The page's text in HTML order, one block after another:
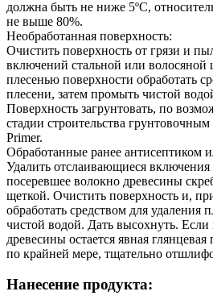
должна быть не ниже 5ºС,
не выше 80%.
Необработанная поверхность:
Очистить поверхность от грязи и
включений стальной или
плесенью поверхности обработать
плесени, затем промыть чистой
Поверхность загрунтовать, по
стадии строительства
Primer.
Обработанные ранее антисептиком
Удалить отслаивающиеся
посеревшее волокно древесины
щеткой. Очистить поверхность и,
обработать средством для удаления
чистой водой. Дать высохнуть. Если
древесины остается явная
по крайней мере, тщательно
Нанесение продукта: